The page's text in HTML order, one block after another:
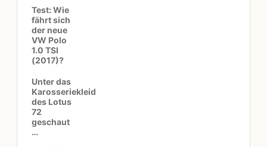
Test: Wie
fährt sich
der neue
VW Polo
1.0 TSI
(2017)?
Unter das
Karosseriekleid
des Lotus
72
geschaut
…